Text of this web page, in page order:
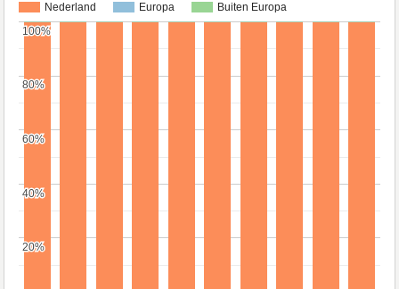
Nederland Europa Buiten Europa
20%
20%
40%
40%
60%
60%
80%
80%
100%
100%